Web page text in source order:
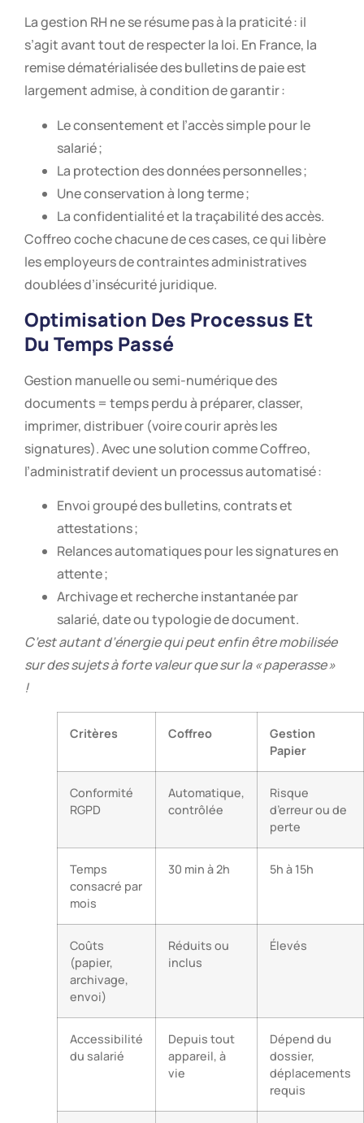
La gestion RH ne se résume pas à la praticité : il
s’agit avant tout de respecter la loi. En France, la
remise dématérialisée des bulletins de paie est
largement admise, à condition de garantir :
Le consentement et l’accès simple pour le
salarié ;
La protection des données personnelles ;
Une conservation à long terme ;
La confidentialité et la traçabilité des accès.
Coffreo coche chacune de ces cases, ce qui libère
les employeurs de contraintes administratives
doublées d’insécurité juridique.
Optimisation Des Processus Et
Du Temps Passé
Gestion manuelle ou semi-numérique des
documents = temps perdu à préparer, classer,
imprimer, distribuer (voire courir après les
signatures). Avec une solution comme Coffreo,
l’administratif devient un processus automatisé :
Envoi groupé des bulletins, contrats et
attestations ;
Relances automatiques pour les signatures en
attente ;
Archivage et recherche instantanée par
salarié, date ou typologie de document.
C’est autant d’énergie qui peut enfin être mobilisée
sur des sujets à forte valeur que sur la « paperasse »
!
Critères Coffreo
Gestion
Papier
Conformité
RGPD
Automatique,
contrôlée
Risque
d’erreur ou de
perte
Temps
consacré par
mois
30 min à 2h 5h à 15h
Coûts
(papier,
archivage,
envoi)
Réduits ou
inclus
Élevés
Accessibilité
du salarié
Depuis tout
appareil, à
vie
Dépend du
dossier,
déplacements
requis